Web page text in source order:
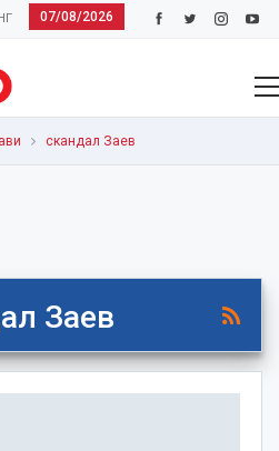
07/08/2026
скандал Заев
Заев